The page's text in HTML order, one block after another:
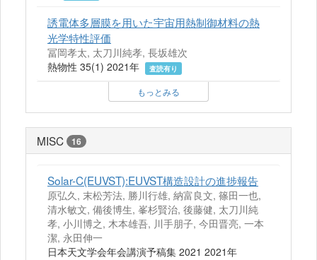
誘電体多層膜を用いた宇宙用熱制御材料の熱
光学特性評価
冨岡孝太, 太刀川純孝, 長坂雄次
熱物性 35(1) 2021年
査読有り
もっとみる
MISC 16
Solar-C(EUVST):EUVST構造設計の進捗報告
原弘久, 末松芳法, 勝川行雄, 納富良文, 篠田一也,
清水敏文, 備後博生, 峯杉賢治, 後藤健, 太刀川純
孝, 小川博之, 木本雄吾, 川手朋子, 今田晋亮, 一本
潔, 永田伸一
日本天文学会年会講演予稿集 2021 2021年